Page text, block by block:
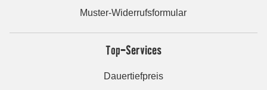
Muster-Widerrufsformular
Top-Services
Dauertiefpreis